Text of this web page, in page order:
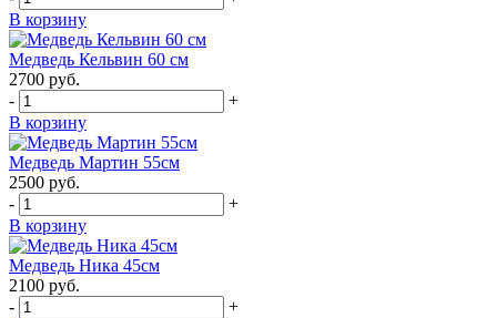
В корзину
Медведь Кельвин 60 см
2700 руб.
-
+
В корзину
Медведь Мартин 55см
2500 руб.
-
+
В корзину
Медведь Ника 45см
2100 руб.
-
+